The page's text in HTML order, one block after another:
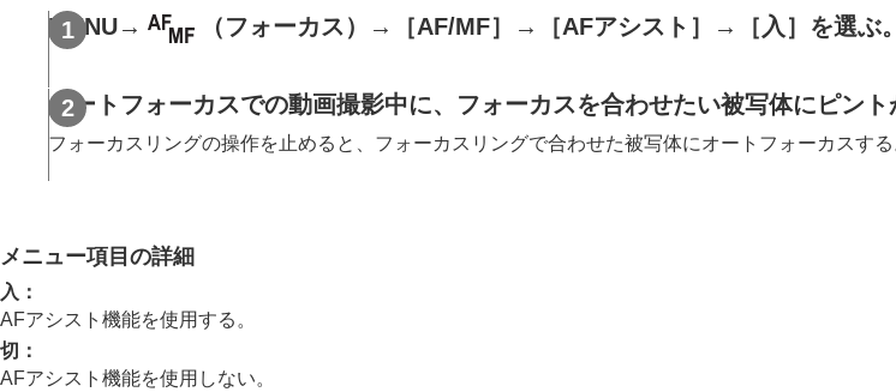
この章の目次
自分撮り動画やVlog撮影に便利な機能
フォーカス（ピント）を合わせる
被写体認識AF
縦横フォーカスエリア切換
登録フォーカスエリア消去
フォーカス位置の循環
MENU→ （フォーカス ）→ ［AF/MF］ → ［AFアシスト］ → ［入］ を選ぶ。
オートフォーカスでの動画撮影中に、フォーカスを合わせたい被写体にピン
フォーカスリングの操作を止めると、フォーカスリングで合わせた被写体にオートフォーカスする
メニュー項目の詳細
入 ：
AFアシスト機能を使用する。
切 ：
AFアシスト機能を使用しない。